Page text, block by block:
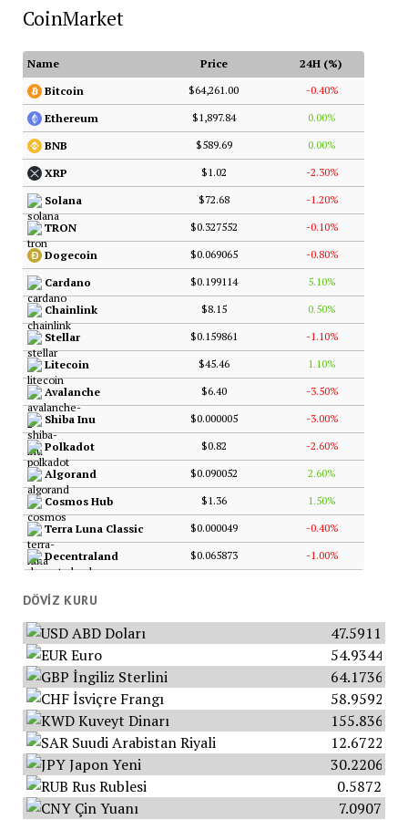
CoinMarket
Name Price
24H (%)
Bitcoin
$64,261.00 -0.40%
Ethereum $1,897.84 0.00%
BNB $589.69 0.00%
XRP $1.02 -2.30%
Solana $72.68 -1.20%
TRON $0.327552 -0.10%
Dogecoin $0.069065 -0.80%
Cardano $0.199114 5.10%
Chainlink $8.15 0.50%
Stellar $0.159861 -1.10%
Litecoin $45.46 1.10%
Avalanche $6.40 -3.50%
Shiba Inu $0.000005 -3.00%
Polkadot $0.82 -2.60%
Algorand $0.090052 2.60%
Cosmos Hub $1.36 1.50%
Terra Luna Classic $0.000049 -0.40%
Decentraland $0.065873 -1.00%
DÖVIZ KURU
ABD Doları
47.5911
Euro
54.9344
İngiliz Sterlini
64.1736
İsviçre Frangı
58.9592
Kuveyt Dinarı
155.8365
Suudi Arabistan Riyali
12.6722
Japon Yeni
30.2206
Rus Rublesi
0.5872
Çin Yuanı
7.0907